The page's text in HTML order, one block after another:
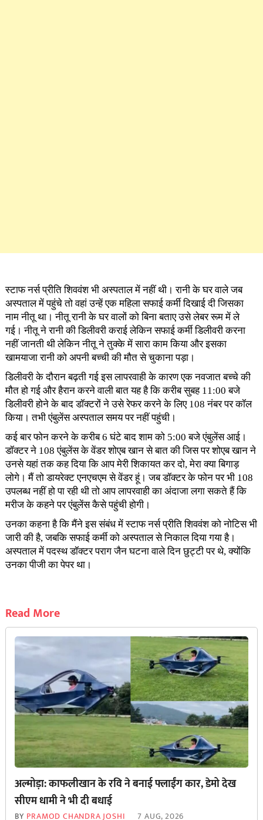
स्टाफ नर्स प्रीति शिववंश भी अस्पताल में नहीं थी। रानी के घर वाले जब
अस्पताल में पहुंचे तो वहां उन्हें एक महिला सफाई कर्मी दिखाई दी जिसका
नाम नीतू था। नीतू रानी के घर वालों को बिना बताए उसे लेबर रूम में ले
गई। नीतू ने रानी की डिलीवरी कराई लेकिन सफाई कर्मी डिलीवरी करना
नहीं जानती थी लेकिन नीतू ने तुक्के में सारा काम किया और इसका
खामयाजा रानी को अपनी बच्ची की मौत से चुकाना पड़ा।
डिलीवरी के दौरान बढ़ती गई इस लापरवाही के कारण एक नवजात बच्चे की
मौत हो गई और हैरान करने वाली बात यह है कि करीब सुबह 11:00 बजे
डिलीवरी होने के बाद डॉक्टरों ने उसे रेफर करने के लिए 108 नंबर पर कॉल
किया। तभी एंबुलेंस अस्पताल समय पर नहीं पहुंची।
कई बार फोन करने के करीब 6 घंटे बाद शाम को 5:00 बजे एंबुलेंस आई।
डॉक्टर ने 108 एंबुलेंस के वेंडर शोएब खान से बात की जिस पर शोएब खान ने
उनसे यहां तक कह दिया कि आप मेरी शिकायत कर दो, मेरा क्या बिगाड़
लोगे। मैं तो डायरेक्ट एनएचएम से वेंडर हूं। जब डॉक्टर के फोन पर भी 108
उपलब्ध नहीं हो पा रही थी तो आप लापरवाही का अंदाजा लगा सकते हैं कि
मरीज के कहने पर एंबुलेंस कैसे पहुंची होगी।
उनका कहना है कि मैंने इस संबंध में स्टाफ नर्स प्रीति शिववंश को नोटिस भी
जारी की है, जबकि सफाई कर्मी को अस्पताल से निकाल दिया गया है।
अस्पताल में पदस्थ डॉक्टर पराग जैन घटना वाले दिन छुट्टी पर थे, क्योंकि
उनका पीजी का पेपर था।
Read More
अल्मोड़ा: काफलीखान के रवि ने बनाई फ्लाईंग कार, डेमो देख
सीएम धामी ने भी दी बधाई
BY PRAMOD CHANDRA JOSHI 7 AUG, 2026